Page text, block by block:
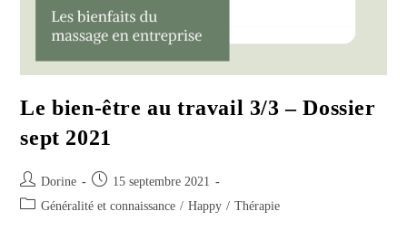
Le bien-être au travail 3/3 – Dossier
sept 2021
Auteur/autrice
de
Dorine
Publication
publiée :
15 septembre 2021
PostGénéralité et connaissance / Happy / Thérapie